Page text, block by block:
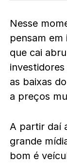
Nesse
pensam
que cai
as baixas
a preços
A partir daí
grande
bom é